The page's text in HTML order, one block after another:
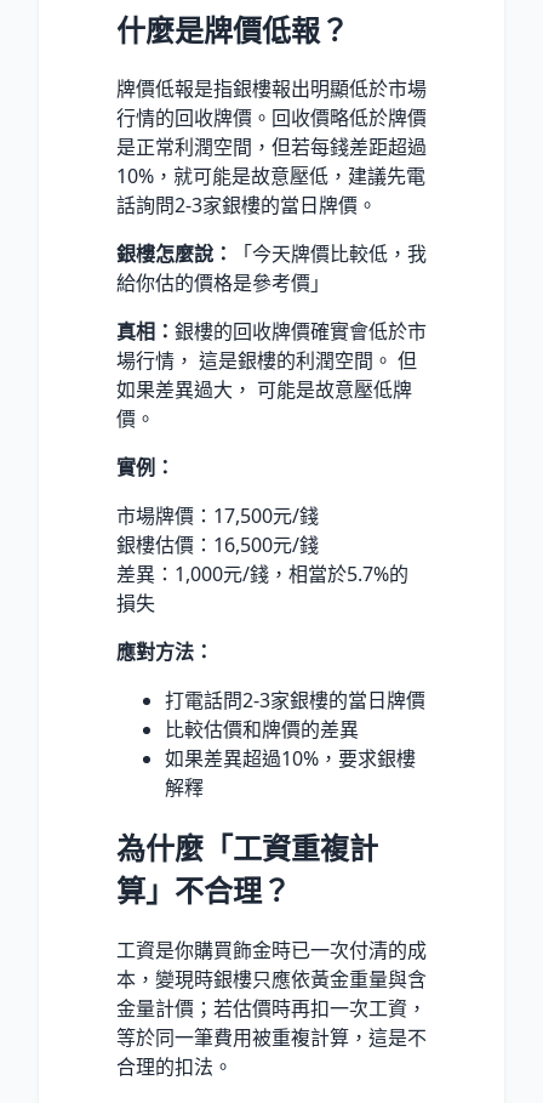
什麼是牌價低報？
牌價低報是指銀樓報出明顯低於市場
行情的回收牌價。回收價略低於牌價
是正常利潤空間，但若每錢差距超過
10%，就可能是故意壓低，建議先電
話詢問2-3家銀樓的當日牌價。
銀樓怎麼說：
「今天牌價比較低，我
給你估的價格是參考價」
真相： 銀樓的回收牌價確實會低於市
場行情， 這是銀樓的利潤空間。 但
如果差異過大， 可能是故意壓低牌
價。
實例：
市場牌價：17,500元/錢
銀樓估價：16,500元/錢
差異：1,000元/錢，相當於5.7%的
損失
應對方法：
打電話問2-3家銀樓的當日牌價
比較估價和牌價的差異
如果差異超過10%，要求銀樓
解釋
為什麼「工資重複計
算」不合理？
工資是你購買飾金時已一次付清的成
本，變現時銀樓只應依黃金重量與含
金量計價；若估價時再扣一次工資，
等於同一筆費用被重複計算，這是不
合理的扣法。